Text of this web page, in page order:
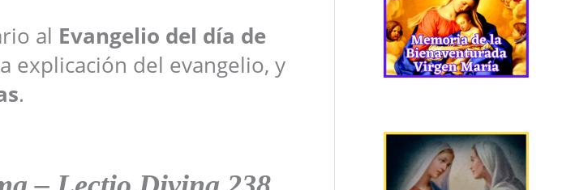
al Evangelio del día de
del evangelio, y
.